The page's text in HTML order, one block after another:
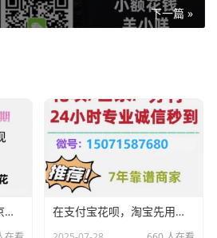
下一篇 »
蚂蚁花呗、抖音月付、京东白条、微信分付的「信用支付」大战 在支付宝花呗，淘宝先用后付额度套现秒回等问题，几步随心可处理！